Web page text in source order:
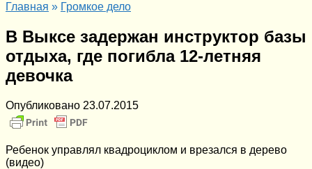
Главная » Громкое дело
В Выксе задержан инструктор базы
отдыха, где погибла 12-летняя
девочка
Опубликовано 23.07.2015
Ребенок управлял квадроциклом и врезался в дерево
(видео)